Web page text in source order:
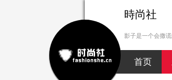
時尚社
影子是一个会撒
首页